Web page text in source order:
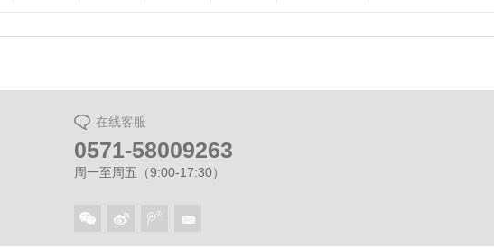
在线客服
0571-58009263
周一至周五（9:00-17:30）